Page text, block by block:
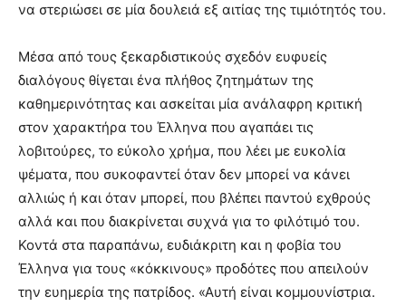
να στεριώσει σε μία δουλειά εξ αιτίας της τιμιότητός του.
Μέσα από τους ξεκαρδιστικούς σχεδόν ευφυείς
διαλόγους θίγεται ένα πλήθος ζητημάτων της
καθημερινότητας και ασκείται μία ανάλαφρη κριτική
στον χαρακτήρα του Έλληνα που αγαπάει τις
λοβιτούρες, το εύκολο χρήμα, που λέει με ευκολία
ψέματα, που συκοφαντεί όταν δεν μπορεί να κάνει
αλλιώς ή και όταν μπορεί, που βλέπει παντού εχθρούς
αλλά και που διακρίνεται συχνά για το φιλότιμό του.
Κοντά στα παραπάνω, ευδιάκριτη και η φοβία του
Έλληνα για τους «κόκκινους» προδότες που απειλούν
την ευημερία της πατρίδος. «Αυτή είναι κομμουνίστρια.